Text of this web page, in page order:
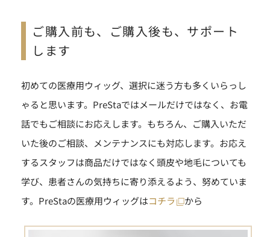
ご購入前も、ご購入後も、サポート
します
初めての医療用ウィッグ、選択に迷う方も多くいらっし
ゃると思います。PreStaではメールだけではなく、お電
話でもご相談にお応えします。もちろん、ご購入いただ
いた後のご相談、メンテナンスにも対応します。お応え
するスタッフは商品だけではなく頭皮や地毛についても
学び、患者さんの気持ちに寄り添えるよう、努めていま
す。PreStaの医療用ウィッグはコチラ から